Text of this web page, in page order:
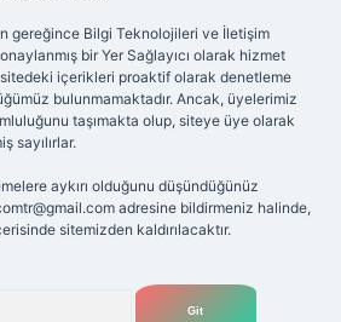
gereğince Bilgi Teknolojileri ve İletişim
bir Yer Sağlayıcı olarak hizmet
içerikleri proaktif olarak denetleme
bulunmamaktadır. Ancak, üyelerimiz
taşımakta olup, siteye üye olarak
sayılırlar.
aykırı olduğunu düşündüğünüz
adresine bildirmeniz halinde,
sitemizden kaldırılacaktır.